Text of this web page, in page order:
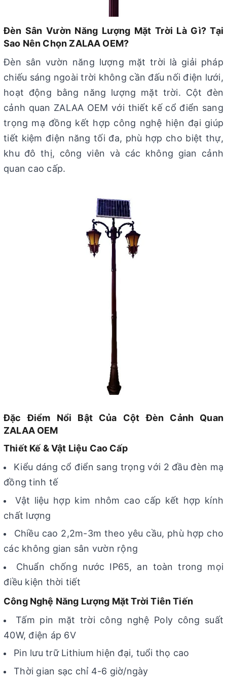
Đèn Sân Vườn Năng Lượng Mặt Trời Là Gì? Tại
Sao Nên Chọn ZALAA OEM?
Đèn sân vườn năng lượng mặt trời là giải pháp
chiếu sáng ngoài trời không cần đấu nối điện lưới,
hoạt động bằng năng lượng mặt trời. Cột đèn
cảnh quan ZALAA OEM với thiết kế cổ điển sang
trọng mạ đồng kết hợp công nghệ hiện đại giúp
tiết kiệm điện năng tối đa, phù hợp cho biệt thự,
khu đô thị, công viên và các không gian cảnh
quan cao cấp.
Đặc Điểm Nổi Bật Của Cột Đèn Cảnh Quan
ZALAA OEM
Thiết Kế & Vật Liệu Cao Cấp
Kiểu dáng cổ điển sang trọng với 2 đầu đèn mạ
đồng tinh tế
Vật liệu hợp kim nhôm cao cấp kết hợp kính
chất lượng
Chiều cao 2,2m-3m theo yêu cầu, phù hợp cho
các không gian sân vườn rộng
Chuẩn chống nước IP65, an toàn trong mọi
điều kiện thời tiết
Công Nghệ Năng Lượng Mặt Trời Tiên Tiến
Tấm pin mặt trời công nghệ Poly công suất
40W, điện áp 6V
Pin lưu trữ Lithium hiện đại, tuổi thọ cao
Thời gian sạc chỉ 4-6 giờ/ngày